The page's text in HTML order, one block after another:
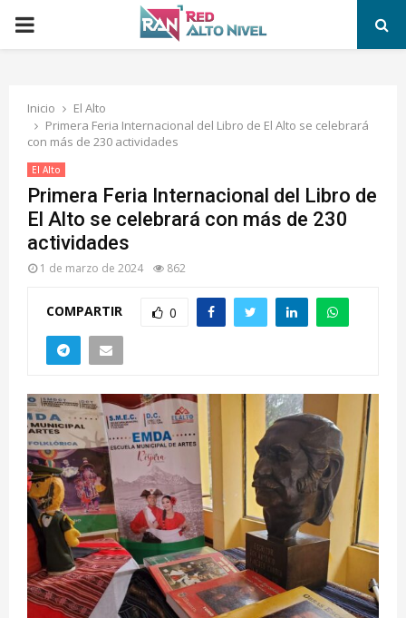
PRIMARY
Inicio
El Alto
Primera Feria Internacional del Libro de El Alto se celebrará
con más de 230 actividades
El Alto
Primera Feria Internacional del Libro de
El Alto se celebrará con más de 230
actividades
1 de marzo de 2024 862
COMPARTIR 0